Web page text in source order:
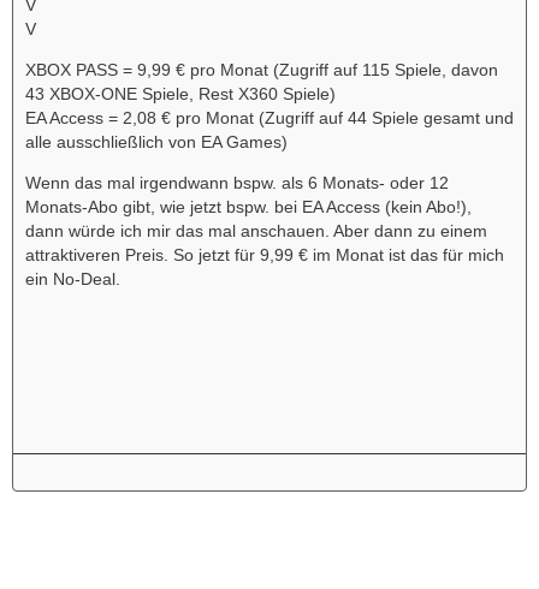
V
V
XBOX PASS = 9,99 € pro Monat (Zugriff auf 115 Spiele, davon
43 XBOX-ONE Spiele, Rest X360 Spiele)
EA Access = 2,08 € pro Monat (Zugriff auf 44 Spiele gesamt und
alle ausschließlich von EA Games)
Wenn das mal irgendwann bspw. als 6 Monats- oder 12
Monats-Abo gibt, wie jetzt bspw. bei EA Access (kein Abo!),
dann würde ich mir das mal anschauen. Aber dann zu einem
attraktiveren Preis. So jetzt für 9,99 € im Monat ist das für mich
ein No-Deal.